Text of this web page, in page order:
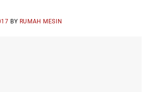
BY RUMAH MESIN